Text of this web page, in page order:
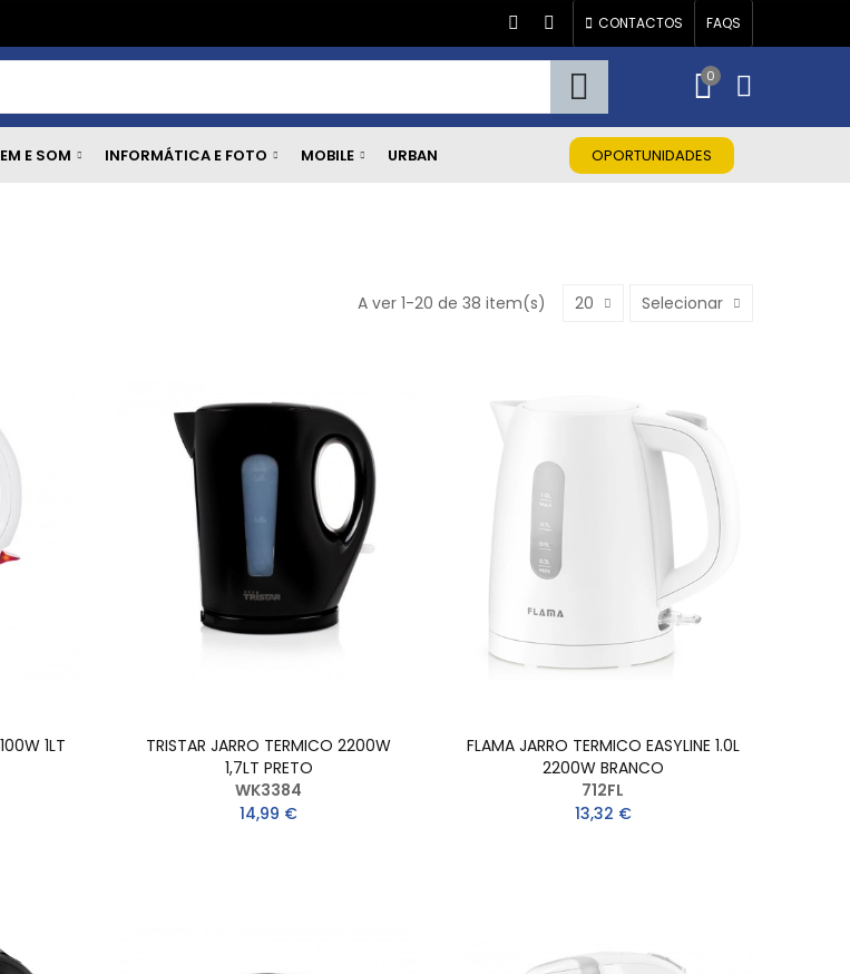
CONTACTOS FAQS
0
E SOM INFORMÁTICA E FOTO MOBILE URBAN OPORTUNIDADES
A ver 1-20 de 38 item(s) 20 Selecionar
1LT
TRISTAR JARRO TERMICO 2200W
1,7LT PRETO
WK3384
14,99 €
FLAMA JARRO TERMICO EASYLINE 1.0L
2200W BRANCO
712FL
13,32 €